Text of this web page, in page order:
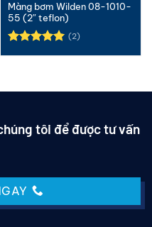
Màng bơm Wilden 08-1010-
55 (2″ teflon)
Được xếp
(2)
tôi để được tư vấn